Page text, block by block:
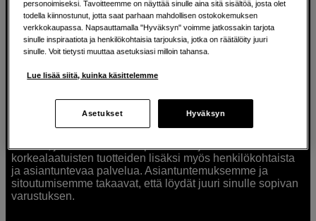
Ratkaisuja luoville ihmisille jo vuodesta
1982
Olemme Scandinavian Photolla jo yli 40 vuoden ajan
Tarjoamme inspiraatiota, asiantuntemusta ja tuotteita
musiikin ja taiteen harrastajia. Oikeilla työkaluilla ideat
korkealaatuisten tuotteiden lisäksi myös henkilökohtaista
ja asiantuntevaa palvelua. Asiantuntemuksemme ja
sitoutumisemme takaavat, että löydät juuri sinulle sopivan
varustuksen.
personoimiseksi. Tavoitteemme on näyttää sinulle aina sitä sisältöä, josta olet
todella kiinnostunut, jotta saat parhaan mahdollisen ostokokemuksen
verkkokaupassa. Napsauttamalla "Hyväksyn" voimme jatkossakin tarjota
sinulle inspiraatiota ja henkilökohtaisia tarjouksia, jotka on räätälöity juuri
sinulle. Voit tietysti muuttaa asetuksiasi milloin tahansa.
Lue lisää siitä, kuinka käsittelemme
Asetukset Hyväksyn